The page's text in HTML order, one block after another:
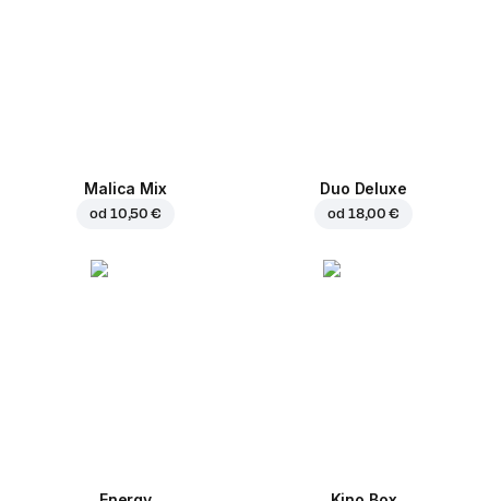
Malica Mix
od 10,50 €
Duo Deluxe
od 18,00 €